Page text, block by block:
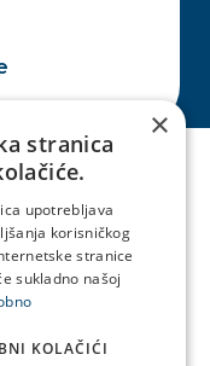
×
stranica
upotrebljava
korisničkog
stranice
sukladno našoj
KOLAČIĆI